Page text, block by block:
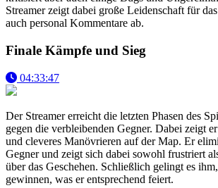
Streamer zeigt dabei große Leidenschaft für
auch personal Kommentare ab.
Finale Kämpfe und Sieg
04:33:47
Der Streamer erreicht die letzten Phasen des
gegen die verbleibenden Gegner. Dabei zeigt
und cleveres Manövrieren auf der Map. Er
Gegner und zeigt sich dabei sowohl frustriert
über das Geschehen. Schließlich gelingt es
gewinnen, was er entsprechend feiert.